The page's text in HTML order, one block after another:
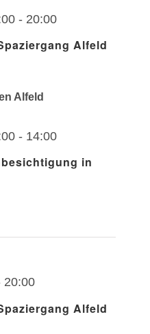
Alfeld
- 20:00
Alfeld
in
- 14:00
Alfeld
20:00